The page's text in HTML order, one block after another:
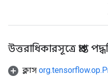
উত্তরাধিকারসূত্রে প্রাপ্ত
ক্লাস